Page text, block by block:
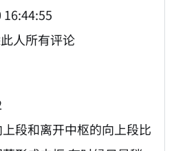
人所有评论
段和离开中枢的向上段比